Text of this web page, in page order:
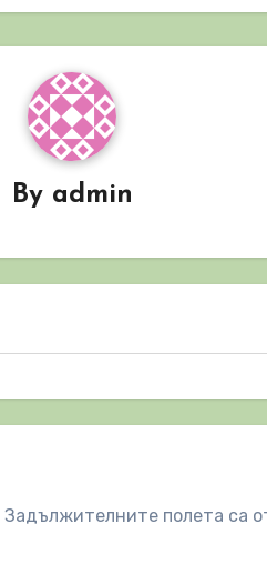
By admin
Задължителните полета са